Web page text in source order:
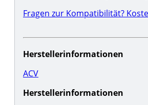
Fragen zur Kompatibilität?
Herstellerinformationen
ACV
Herstellerinformationen